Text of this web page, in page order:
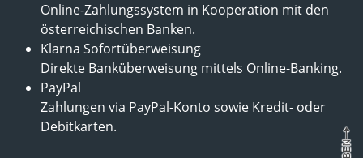
Online-Zahlungssystem in Kooperation mit den
österreichischen Banken.
Klarna Sofortüberweisung
Direkte Banküberweisung mittels Online-Banking.
PayPal
Zahlungen via PayPal-Konto sowie Kredit- oder
Debitkarten.